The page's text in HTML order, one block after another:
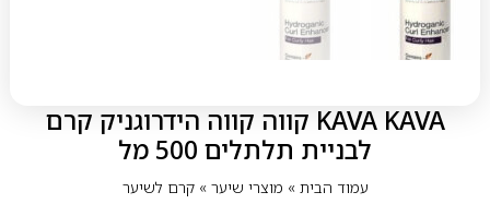
KAVA KAVA קווה קווה הידרוגניק קרם
לבניית תלתלים 500 מל
עמוד הבית» מוצרי שיער» קרם לשיער